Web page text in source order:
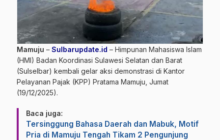
Mamuju – Sulbarupdate.id – Himpunan Mahasiswa Islam
(HMI) Badan Koordinasi Sulawesi Selatan dan Barat
(Sulselbar) kembali gelar aksi demonstrasi di Kantor
Pelayanan Pajak (KPP) Pratama Mamuju, Jumat
(19/12/2025).
Baca juga:
Tersinggung Bahasa Daerah dan Mabuk, Motif
Pria di Mamuju Tengah Tikam 2 Pengunjung